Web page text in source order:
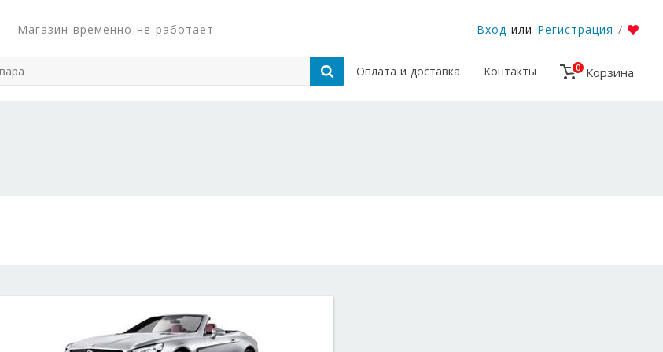
Магазин временно не работает Вход или Регистрация /
Оплата и доставка Контакты 0 Корзина